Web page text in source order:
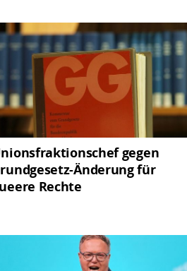
gegen
Änderung für
Rechte